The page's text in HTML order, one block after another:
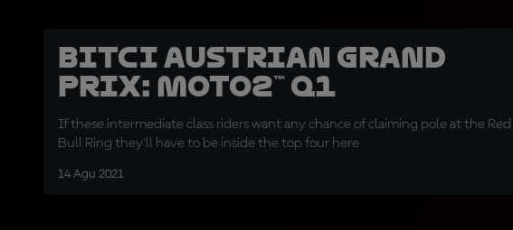
Bitci Austrian Grand
Prix: Moto2™ Q1
If these intermediate class riders want any chance of claiming pole at the Red
Bull Ring they'll have to be inside the top four here
14 Agu 2021